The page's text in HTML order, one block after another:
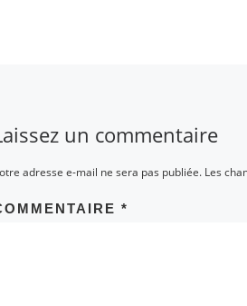
un commentaire
adresse e-mail ne sera pas publiée. Les
*